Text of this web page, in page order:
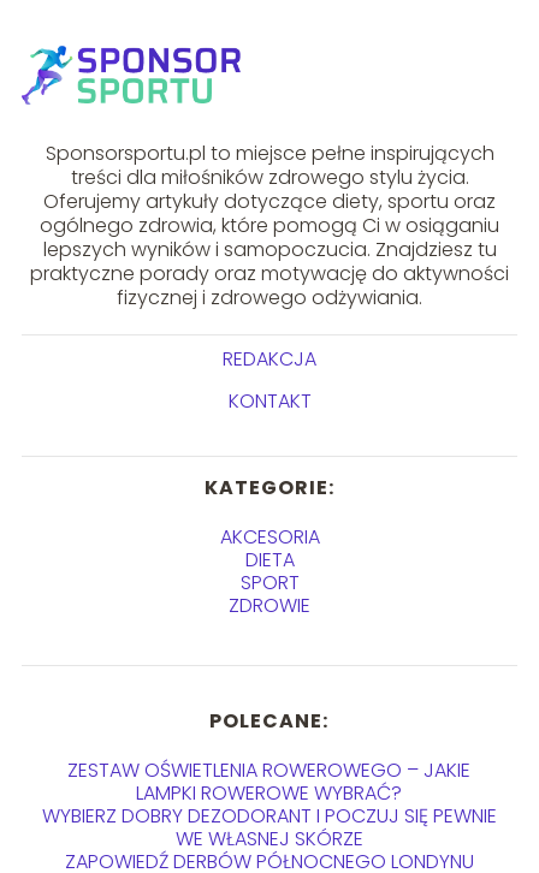
Sponsorsportu.pl to miejsce pełne inspirujących
treści dla miłośników zdrowego stylu życia.
Oferujemy artykuły dotyczące diety, sportu oraz
ogólnego zdrowia, które pomogą Ci w osiąganiu
lepszych wyników i samopoczucia. Znajdziesz tu
praktyczne porady oraz motywację do aktywności
fizycznej i zdrowego odżywiania.
REDAKCJA
KONTAKT
KATEGORIE:
AKCESORIA
DIETA
SPORT
ZDROWIE
POLECANE:
ZESTAW OŚWIETLENIA ROWEROWEGO – JAKIE
LAMPKI ROWEROWE WYBRAĆ?
WYBIERZ DOBRY DEZODORANT I POCZUJ SIĘ PEWNIE
WE WŁASNEJ SKÓRZE
ZAPOWIEDŹ DERBÓW PÓŁNOCNEGO LONDYNU